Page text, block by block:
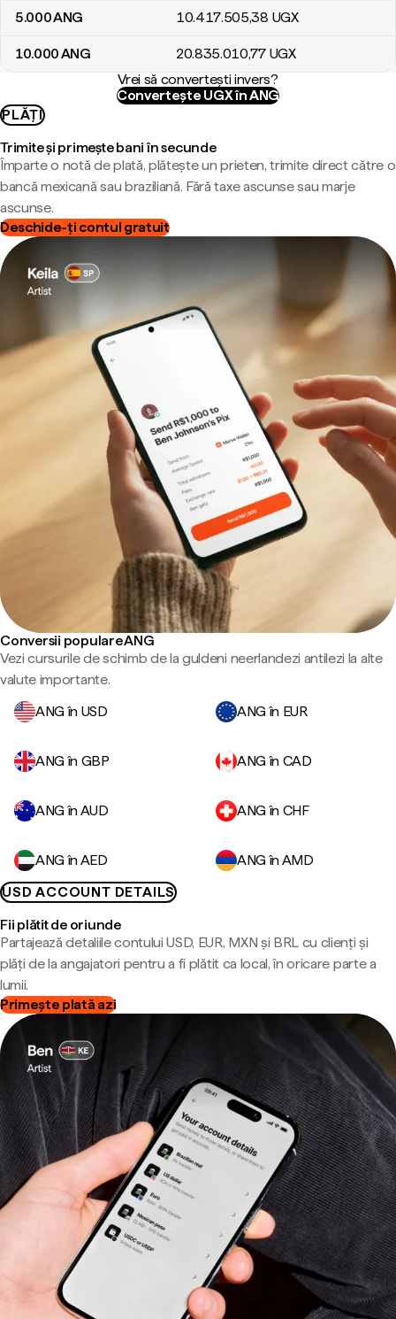
5.000ANG 10.417.505,38 UGX
10.000ANG 20.835.010,77 UGX
Vrei să convertești invers?
Convertește UGX în ANG
PLĂȚI
Trimite și primește bani în secunde
Împarte o notă de plată, plătește un prieten, trimite direct către o
bancă mexicană sau braziliană. Fără taxe ascunse sau marje
ascunse.
Deschide-ți contul gratuit
Conversii populare ANG
Vezi cursurile de schimb de la guldeni neerlandezi antilezi la alte
valute importante.
ANG în USD
ANG în EUR
ANG în GBP ANG în CAD
ANG în AUD ANG în CHF
ANG în AED
ANG în AMD
USD ACCOUNT DETAILS
Fii plătit de oriunde
Partajează detaliile contului USD, EUR, MXN și BRL cu clienți și
plăți de la angajatori pentru a fi plătit ca local, în oricare parte a
lumii.
Primește plată azi